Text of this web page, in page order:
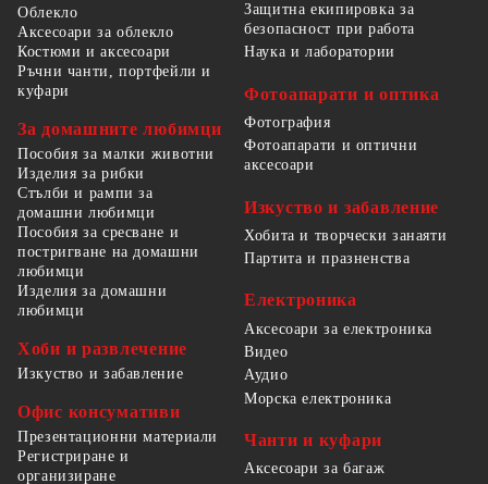
Облекло
Аксесоари за облекло
Костюми и аксесоари
Ръчни чанти, портфейли и
куфари
За домашните любимци
Пособия за малки животни
Изделия за рибки
Стълби и рампи за
домашни любимци
Пособия за сресване и
постригване на домашни
любимци
Изделия за домашни
любимци
Хоби и развлечение
Изкуство и забавление
Офис консумативи
Презентационни материали
Регистриране и
организиране
Защитна екипировка за
безопасност при работа
Наука и лаборатории
Фотоапарати и оптика
Фотография
Фотоапарати и оптични
аксесоари
Изкуство и забавление
Хобита и творчески занаяти
Партита и празненства
Електроника
Аксесоари за електроника
Видео
Аудио
Морска електроника
Чанти и куфари
Аксесоари за багаж